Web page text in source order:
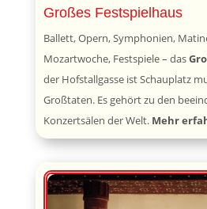
Großes Festspielhaus
Ballett, Opern, Symphonien,
Mozartwoche, Festspiele – das
der Hofstallgasse ist Schauplatz
Großtaten. Es gehört zu den
Konzertsälen der Welt. Mehr